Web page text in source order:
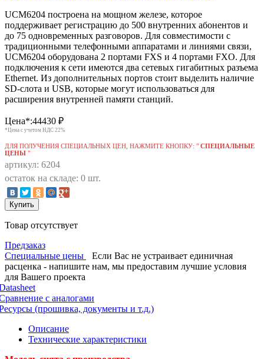
UCM6204 построена на мощном железе, которое
поддерживает регистрацию до 500 внутренних абонентов и
до 75 одновременных разговоров. Для совместимости с
традиционными телефонными аппаратами и линиями связи,
UCM6204 оборудована 2 портами FXS и 4 портами FXO. Для
подключения к сети имеются два сетевых гигабитных разъема
Ethernet. Из дополнительных портов стоит выделить наличие
SD-слота и USB, которые могут использоваться для
расширения внутренней памяти станций.
Цена*:44430 ₽
*Цена с учетом НДС 22%
ДЛЯ ПОЛУЧЕНИЯ СПЕЦИАЛЬНЫХ ЦЕН, НАЖМИТЕ КНОПКУ: " СПЕЦИАЛЬНЫЕ
ЦЕНЫ "
артикул: 6204
остаток на складе: 0 шт.
Купить
Товар отсутствует
Предзаказ
Специальные цены
Если Вас не устраивает единичная
расценка - напишите нам, мы предоставим лучшие условия
для Вашего проекта
с аналогами
(прошивка, документы и т.д.)
Описание
Технические характеристики